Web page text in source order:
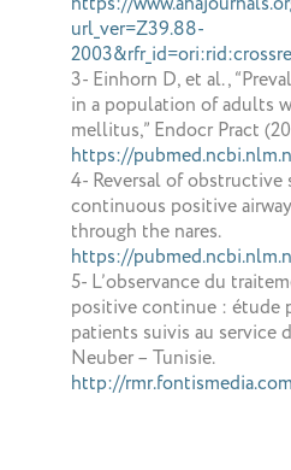
url_ver=Z39.88-
3- Einhorn D, et al.,
in a population of adults
mellitus,” Endocr Pract
https://
4- Reversal of obstructive
continuous positive
through the nares.
https://
5- L’observance du
positive continue : étude
patients suivis au service
Neuber – Tunisie.
http://